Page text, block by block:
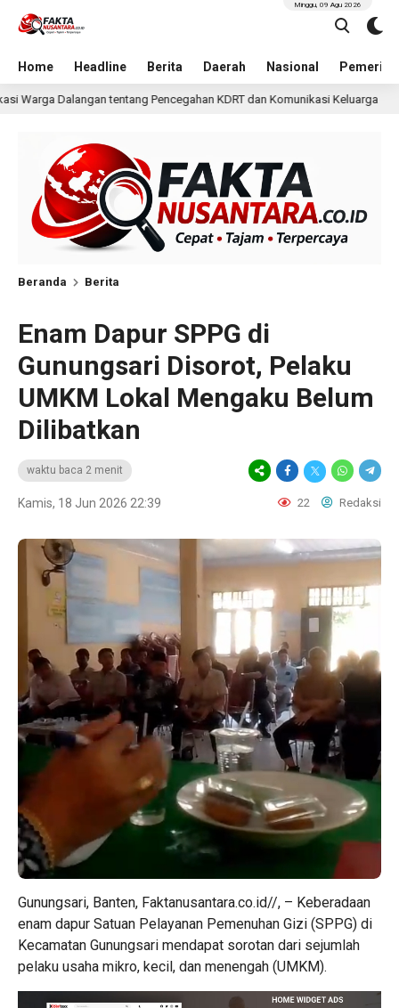
Home Headline Berita Daerah Nasional
Minggu, 09 Agu 2026
KDRT dan Komunikasi Keluarga 1 hari lalu KKN Undip
Beranda Berita
Enam Dapur SPPG di
Gunungsari Disorot, Pelaku
UMKM Lokal Mengaku Belum
Dilibatkan
waktu baca 2 menit
Kamis, 18 Jun 2026 22:39 22 Redaksi
Gunungsari, Banten, Faktanusantara.co.id//, – Keberadaan
enam dapur Satuan Pelayanan Pemenuhan Gizi (SPPG) di
Kecamatan Gunungsari mendapat sorotan dari sejumlah
pelaku usaha mikro, kecil, dan menengah (UMKM).